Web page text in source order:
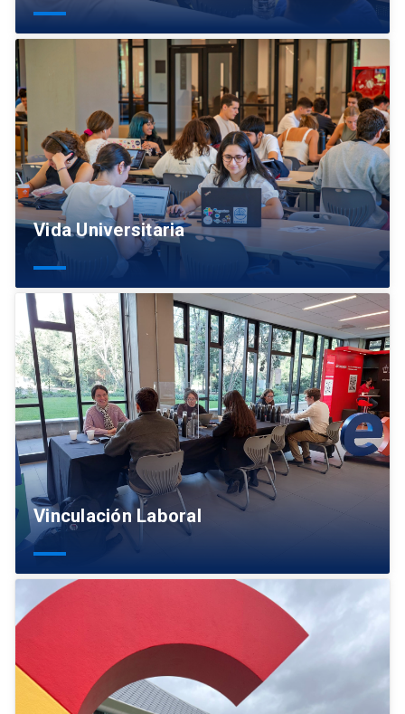
Vida Universitaria
Vinculación Laboral